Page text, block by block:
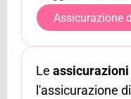
Assicurazione
Le
l'assicurazione